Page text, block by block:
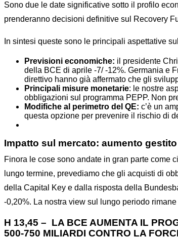
Sono due le date significative sotto il profilo
prenderanno decisioni definitive sul Recovery
In sintesi queste sono le principali aspettative
Previsioni economiche: il presidente
della BCE di aprile -7/ -12%. Germania e
direttivo hanno già affermato che gli
Principali misure monetarie: le nostre
obbligazioni sul programma PEPP. Non
Modifiche al perimetro del QE: c’è un
questa opzione per prevenire il rischio di
Impatto sul mercato: aumento
Finora le cose sono andate in gran parte come
lungo termine, prevediamo che gli acquisti di
della Capital Key e dalla risposta della
-0,20%. La nostra view sul lungo periodo
H 13,45 – LA BCE AUMENTA IL
500-750 MILIARDI CONTRO LA